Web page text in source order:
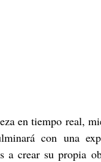
en tiempo real,
con una
a crear su propia